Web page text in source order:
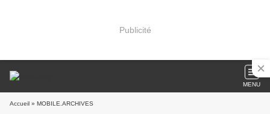
Publicité
MENU
Accueil » MOBILE.ARCHIVES